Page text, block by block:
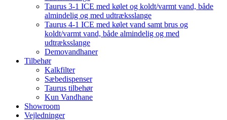
Taurus 3-1 ICE med kølet og koldt/varmt vand, både
almindelig og med udtræksslange
Taurus 4-1 ICE med kølet vand samt brus og
koldt/varmt vand, både almindelig og med
udtræksslange
Demovandhaner
Tilbehør
Kalkfilter
Sæbedispenser
Taurus tilbehør
Kun Vandhane
Showroom
Vejledninger